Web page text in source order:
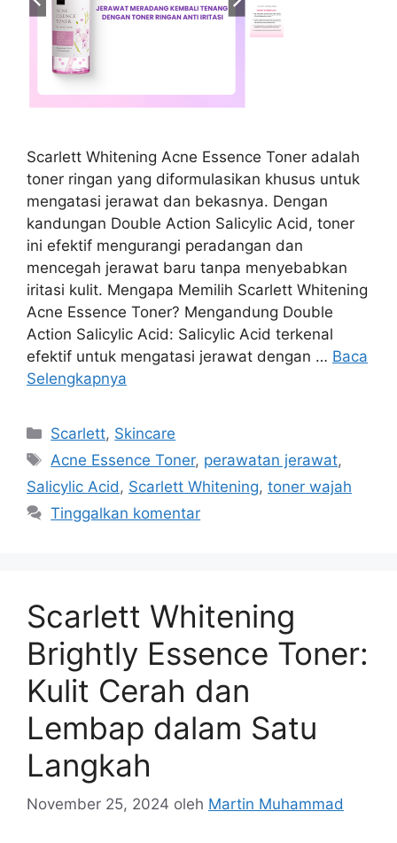
Scarlett Whitening Acne Essence Toner adalah
toner ringan yang diformulasikan khusus untuk
mengatasi jerawat dan bekasnya. Dengan
kandungan Double Action Salicylic Acid, toner
ini efektif mengurangi peradangan dan
mencegah jerawat baru tanpa menyebabkan
iritasi kulit. Mengapa Memilih Scarlett Whitening
Acne Essence Toner? Mengandung Double
Action Salicylic Acid: Salicylic Acid terkenal
efektif untuk mengatasi jerawat dengan … Baca
Selengkapnya
Kategori
Scarlett, Skincare
Tag
Acne Essence Toner, perawatan jerawat,
Salicylic Acid , Scarlett Whitening, toner wajah
Tinggalkan komentar
Scarlett Whitening
Brightly Essence Toner:
Kulit Cerah dan
Lembap dalam Satu
Langkah
November 25, 2024 oleh Martin Muhammad